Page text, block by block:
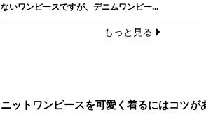
ないワンピースですが、デニムワンピー...
もっと見る
ニットワンピースを可愛く着るにはコツが